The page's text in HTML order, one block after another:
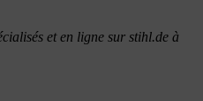
et en ligne sur stihl.de à